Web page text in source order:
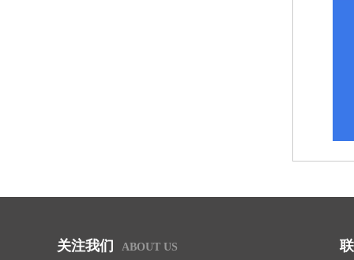
关注我们 ABOUT US